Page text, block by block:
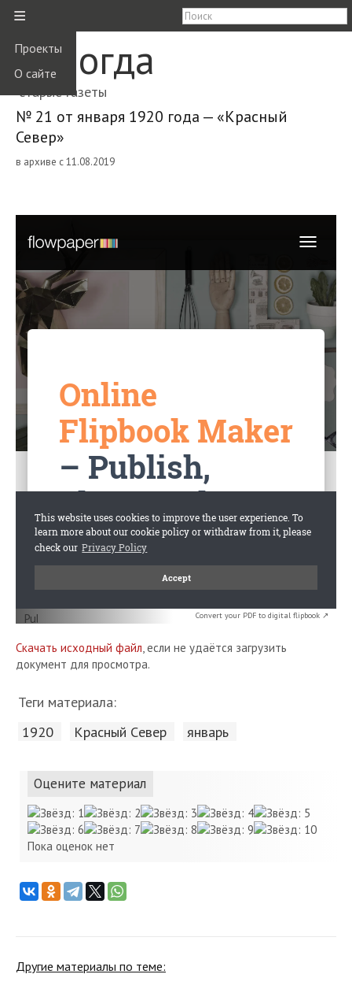
≡
Проекты
О сайте
Вологда
старые газеты
№ 21 от января 1920 года — «Красный
Север»
в архиве с 11.08.2019
Convert your PDF to digital flipbook ↗
Скачать исходный файл, если не удаётся загрузить
документ для просмотра.
Теги материала:
1920 Красный Cевер январь
Оцените материал
Пока оценок нет
Другие материалы по теме: